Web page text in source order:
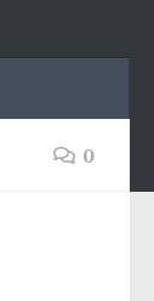
0